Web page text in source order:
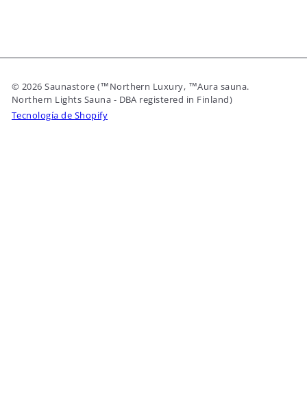
© 2026 Saunastore (™Northern Luxury, ™Aura sauna.
Northern Lights Sauna - DBA registered in Finland)
Tecnología de Shopify